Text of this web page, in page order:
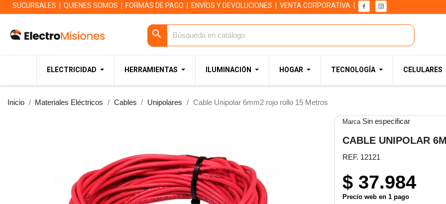
SUCURSALES QUIENES SOMOS FORMAS DE PAGO ENVÍOS Y DEVOLUCIONES VENTA CORPORATIVA
search
ELECTRICIDAD HERRAMIENTAS ILUMINACIÓN HOGAR TECNOLOGÍA CELULARES
Inicio Materiales Eléctricos Cables Unipolares Cable Unipolar 6mm2 rojo rollo 15 Metros
Marca Sin especificar
CABLE UNIPOLAR
REF. 12121
$ 37.984
Precio web en 1 pago